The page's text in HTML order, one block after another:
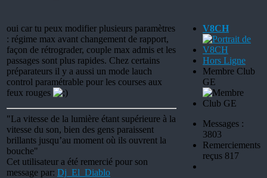
oui car tu peux modifier plusieurs paramètres
: régime max avant changement de rapport,
façon de rétrograder, couple max admis et les
passages sont plus rapides. Chez certains
préparateurs il y a aussi un mode lauch
control paramétrable pour les courses aux
feux rouges
"La vitesse de la lumière étant supérieure à la
vitesse du son, bien des gens paraissent
brillants jusqu’au moment où ils ouvrent la
bouche"
Cet utilisateur a été remercié pour son
message par: Dj_El_Diablo
V8CH
Hors Ligne
Membre Club
GE
Messages :
3803
Remerciements
reçus 817